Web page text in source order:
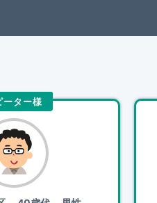
ーター様